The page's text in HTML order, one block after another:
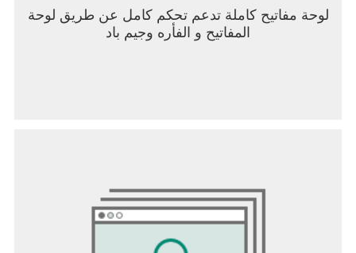
لوحة مفاتيح كاملة تدعم تحكم كامل عن طريق لوحة
المفاتيح و الفأره وجيم باد